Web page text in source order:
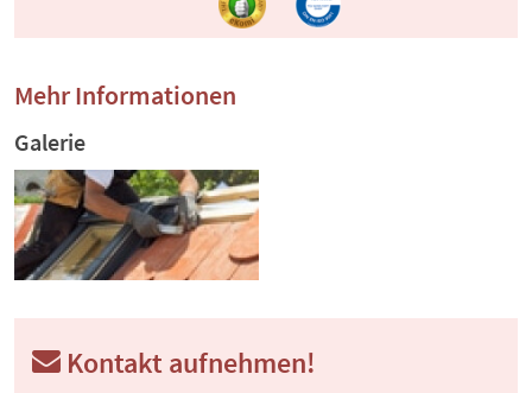
Mehr Informationen
Galerie
Kontakt aufnehmen!